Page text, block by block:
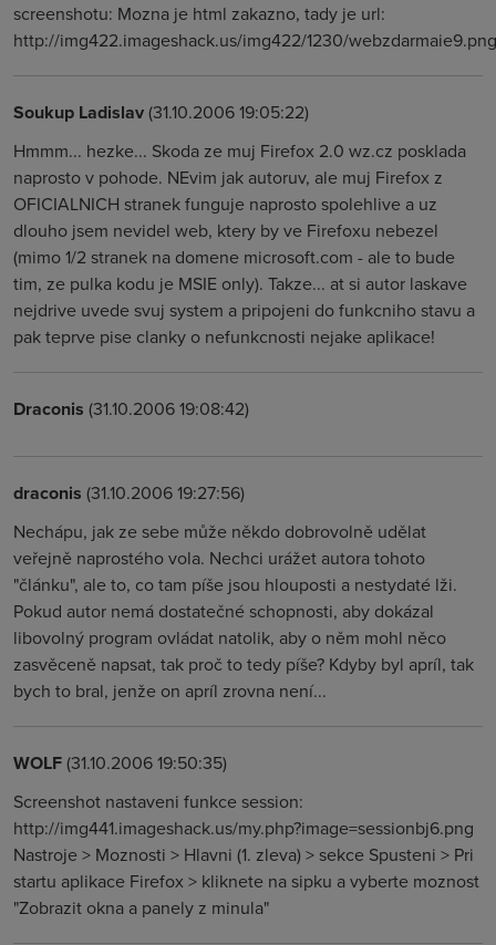
screenshotu: Mozna je html zakazno, tady je url:
http://img422.imageshack.us/img422/1230/webzdarmaie9.png
Soukup Ladislav(31.10.2006 19:05:22)
Hmmm... hezke... Skoda ze muj Firefox 2.0 wz.cz posklada
naprosto v pohode. NEvim jak autoruv, ale muj Firefox z
OFICIALNICH stranek funguje naprosto spolehlive a uz
dlouho jsem nevidel web, ktery by ve Firefoxu nebezel
(mimo 1/2 stranek na domene microsoft.com - ale to bude
tim, ze pulka kodu je MSIE only). Takze... at si autor laskave
nejdrive uvede svuj system a pripojeni do funkcniho stavu a
pak teprve pise clanky o nefunkcnosti nejake aplikace!
Draconis (31.10.2006 19:08:42)
draconis (31.10.2006 19:27:56)
Nechápu, jak ze sebe může někdo dobrovolně udělat
veřejně naprostého vola. Nechci urážet autora tohoto
"článku", ale to, co tam píše jsou hlouposti a nestydaté lži.
Pokud autor nemá dostatečné schopnosti, aby dokázal
libovolný program ovládat natolik, aby o něm mohl něco
zasvěceně napsat, tak proč to tedy píše? Kdyby byl apríl, tak
bych to bral, jenže on apríl zrovna není...
WOLF(31.10.2006 19:50:35)
Screenshot nastaveni funkce session:
http://img441.imageshack.us/my.php?image=sessionbj6.png
Nastroje > Moznosti > Hlavni (1. zleva) > sekce Spusteni > Pri
startu aplikace Firefox > kliknete na sipku a vyberte moznost
"Zobrazit okna a panely z minula"